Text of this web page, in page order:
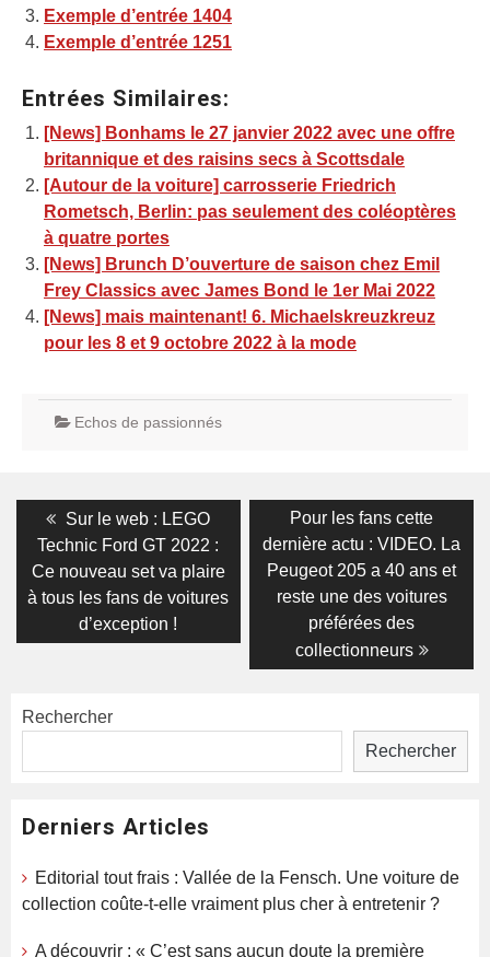
Exemple d’entrée 1404
Exemple d’entrée 1251
Entrées Similaires:
[News] Bonhams le 27 janvier 2022 avec une offre
britannique et des raisins secs à Scottsdale
[Autour de la voiture] carrosserie Friedrich
Rometsch, Berlin: pas seulement des coléoptères
à quatre portes
[News] Brunch D’ouverture de saison chez Emil
Frey Classics avec James Bond le 1er Mai 2022
[News] mais maintenant! 6. Michaelskreuzkreuz
pour les 8 et 9 octobre 2022 à la mode
Echos de passionnés
Navigation
de
l’article
Previous
post:
Sur le web : LEGO
Technic Ford GT 2022 :
Ce nouveau set va plaire
à tous les fans de voitures
d’exception !
Next
post:
Pour les fans cette
dernière actu : VIDEO. La
Peugeot 205 a 40 ans et
reste une des voitures
préférées des
collectionneurs
Rechercher
Rechercher
Derniers Articles
Editorial tout frais : Vallée de la Fensch. Une voiture de
collection coûte-t-elle vraiment plus cher à entretenir ?
A découvrir : « C’est sans aucun doute la première